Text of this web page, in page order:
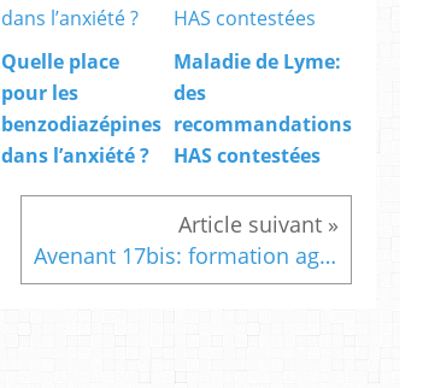
Quelle place
pour les
benzodiazépines
dans l’anxiété ?
Maladie de Lyme:
des
recommandations
HAS contestées
Avenant 17bis: formation agréée FPC